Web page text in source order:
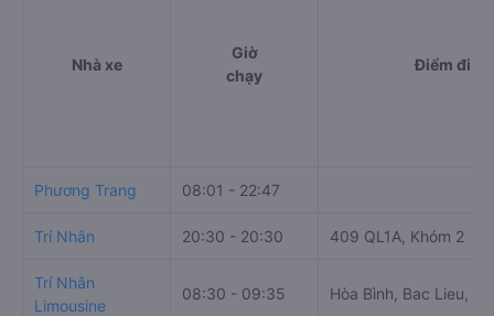
Nhà xe
Giờ
chạy
Điểm đi
Phương Trang 08:01 - 22:47
Trí Nhân 20:30 - 20:30 409 QL1A, Khóm 2
Trí Nhân
Limousine
08:30 - 09:35 Hòa Bình, Bac Lieu,